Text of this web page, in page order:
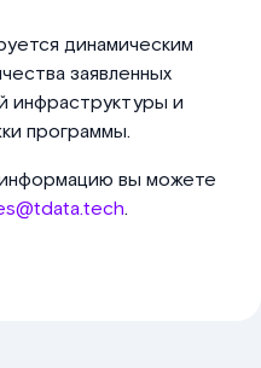
динамическим
заявленных
инфраструктуры и
программы.
вы можете
.